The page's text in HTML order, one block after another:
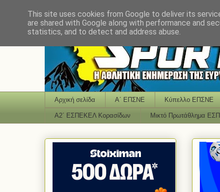
Αρχική σελίδα Α΄ ΕΠΣΝΕ Κύπελλο ΕΠΣΝΕ
Α2΄ ΕΣΠΕΚΕΛ Κορασίδων Μικτό Πρωτάθλημα
This site uses cookies from Google to deliver its
are shared with Google along with performance and
statistics, and to detect and address abuse.